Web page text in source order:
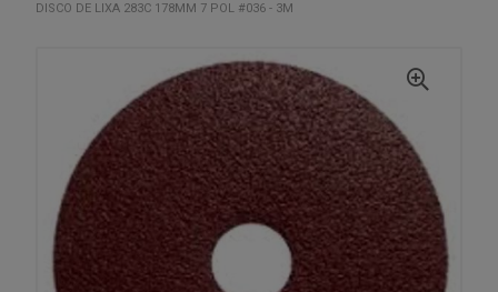
DISCO DE LIXA 283C 178MM 7 POL #036 - 3M